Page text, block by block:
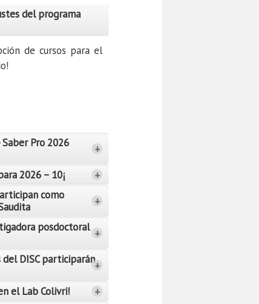
del programa
de cursos para el
Pro 2026
+
2026 – 10¡ +
como
+
posdoctoral +
DISC participarán+
el Lab Colivri! +